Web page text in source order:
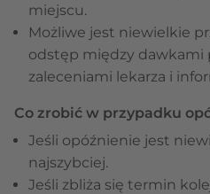
miejscu.
Możliwe jest niewielkie
odstęp między dawkami
zaleceniami lekarza i
Co zrobić w przypadku
Jeśli opóźnienie jest
najszybciej.
Jeśli zbliża się termin